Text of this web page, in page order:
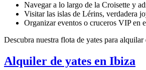
Navegar a lo largo de la Croisette y
Visitar las islas de Lérins, verdadera
Organizar eventos o cruceros VIP en
Descubra nuestra flota de yates para alquilar
Alquiler de yates en Ibiza